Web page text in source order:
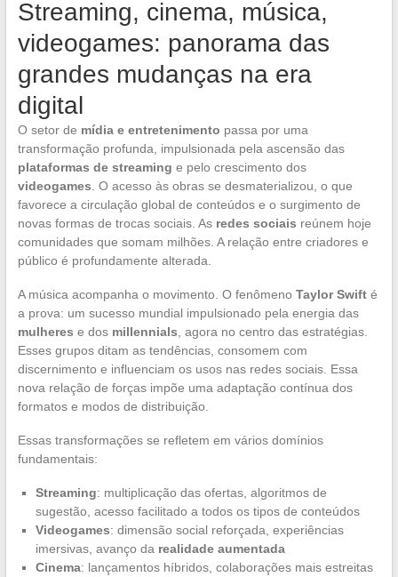
Streaming, cinema, música,
videogames: panorama das
grandes mudanças na era
digital
O setor de mídia e entretenimento passa por uma
transformação profunda, impulsionada pela ascensão das
plataformas de streaming e pelo crescimento dos
videogames . O acesso às obras se desmaterializou, o que
favorece a circulação global de conteúdos e o surgimento de
novas formas de trocas sociais. As redes sociais reúnem hoje
comunidades que somam milhões. A relação entre criadores e
público é profundamente alterada.
A música acompanha o movimento. O fenômeno Taylor Swifté
a prova: um sucesso mundial impulsionado pela energia das
mulheres e dos millennials , agora no centro das estratégias.
Esses grupos ditam as tendências, consomem com
discernimento e influenciam os usos nas redes sociais. Essa
nova relação de forças impõe uma adaptação contínua dos
formatos e modos de distribuição.
Essas transformações se refletem em vários domínios
fundamentais:
Streaming: multiplicação das ofertas, algoritmos de
sugestão, acesso facilitado a todos os tipos de conteúdos
Videogames: dimensão social reforçada, experiências
imersivas, avanço da realidade aumentada
Cinema: lançamentos híbridos, colaborações mais estreitas